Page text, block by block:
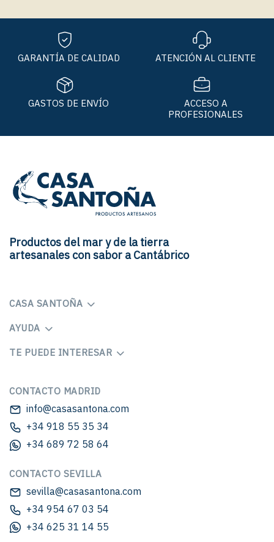
GARANTÍA DE CALIDAD ATENCIÓN AL CLIENTE
GASTOS DE ENVÍO
ACCESO A
PROFESIONALES
Productos del mar y de la tierra
artesanales con sabor a Cantábrico
CASA SANTOÑA
AYUDA
TE PUEDE INTERESAR
CONTACTO MADRID
info@casasantona.com
+34 918 55 35 34
+34 689 72 58 64
CONTACTO SEVILLA
sevilla@casasantona.com
+34 954 67 03 54
+34 625 31 14 55